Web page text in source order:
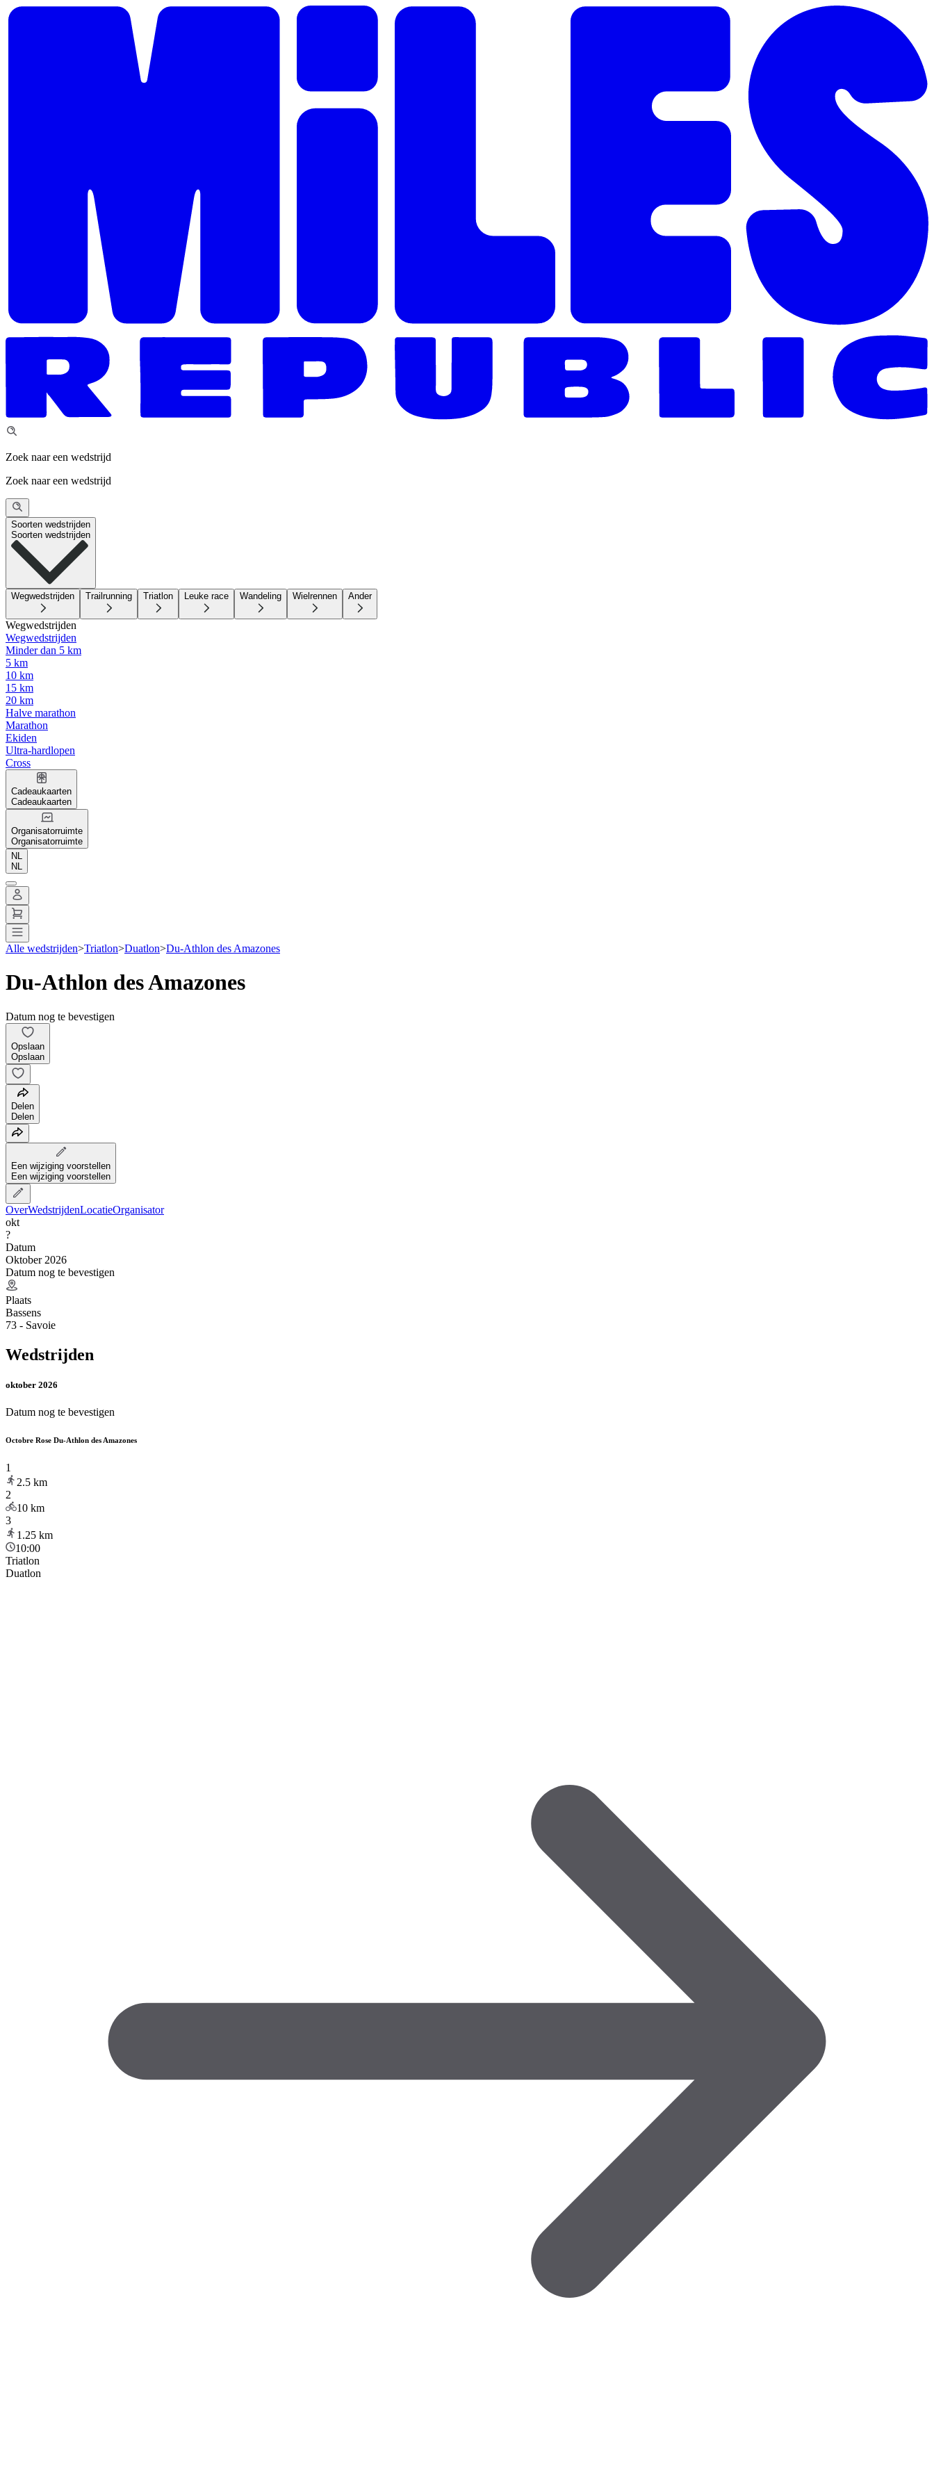
Zoek naar een wedstrijd
Zoek naar een wedstrijd
Soorten wedstrijden
Soorten wedstrijden
Wegwedstrijden Trailrunning Triatlon Leuke race Wandeling Wielrennen Ander
Wegwedstrijden
Wegwedstrijden
Minder dan 5 km
5 km
10 km
15 km
20 km
Halve marathon
Marathon
Ekiden
Ultra-hardlopen
Cross
Cadeaukaarten
Cadeaukaarten
Organisatorruimte
Organisatorruimte
NL
NL
Alle wedstrijden>Triatlon>Duatlon>Du-Athlon des Amazones
Du-Athlon des Amazones
Datum nog te bevestigen
Opslaan
Opslaan
Delen
Delen
Een wijziging voorstellen
Een wijziging voorstellen
OverWedstrijdenLocatieOrganisator
okt
?
Datum
Oktober 2026
Datum nog te bevestigen
Plaats
Bassens
73 - Savoie
Wedstrijden
oktober 2026
Datum nog te bevestigen
Octobre Rose Du-Athlon des Amazones
1
2.5 km
2
10 km
3
1.25 km
10:00
Triatlon
Duatlon